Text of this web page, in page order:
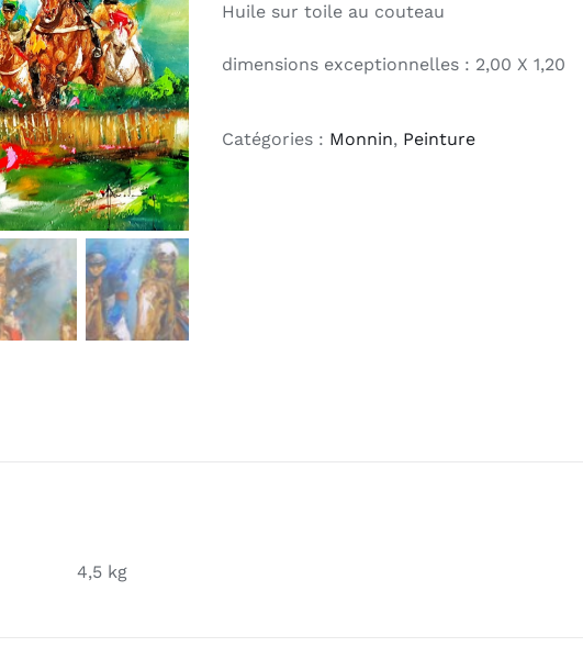
Huile sur toile au couteau
dimensions exceptionnelles : 2,00 X 1,20
Catégories : Monnin, Peinture
4,5 kg